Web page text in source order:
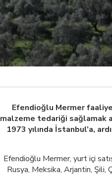
Efendioğlu Mermer
malzeme tedariği sağlamak
1973 yılında İstanbul’a,
Efendioğlu Mermer, yurt içi
Rusya, Meksika, Arjantin, Şili,